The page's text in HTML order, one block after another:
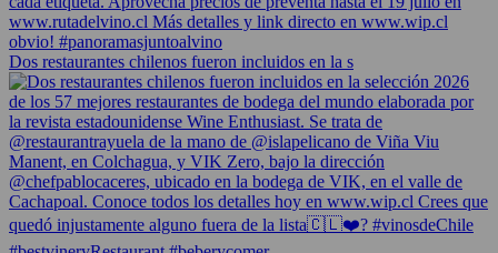
Dos restaurantes chilenos fueron incluidos en la s